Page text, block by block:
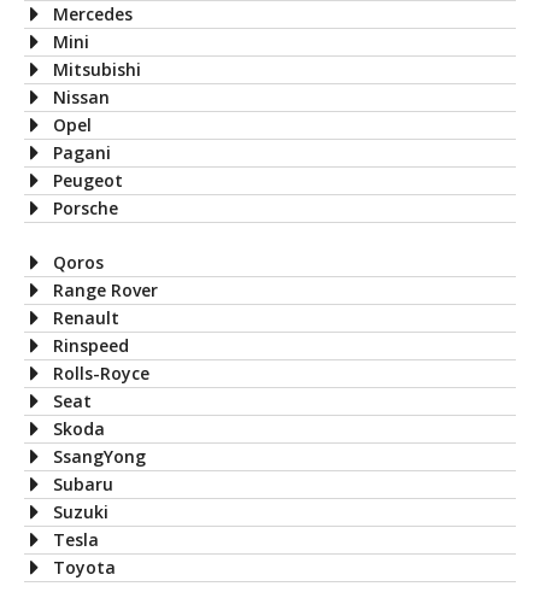
Mercedes
Mini
Mitsubishi
Nissan
Opel
Pagani
Peugeot
Porsche
Qoros
Range Rover
Renault
Rinspeed
Rolls-Royce
Seat
Skoda
SsangYong
Subaru
Suzuki
Tesla
Toyota